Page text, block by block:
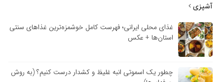
آشپزی
غذای محلی ایرانی؛ فهرست کامل خوشمزه‌ترین غذاهای سنتی
استان‌ها + عکس
چطور یک اسموتی انبه غلیظ و کشدار درست کنیم؟ (به روش